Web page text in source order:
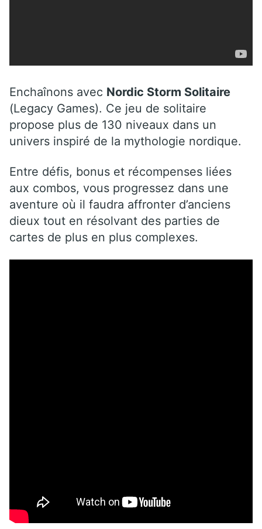
Enchaînons avec Nordic Storm Solitaire
(Legacy Games). Ce jeu de solitaire
propose plus de 130 niveaux dans un
univers inspiré de la mythologie nordique.
Entre défis, bonus et récompenses liées
aux combos, vous progressez dans une
aventure où il faudra affronter d’anciens
dieux tout en résolvant des parties de
cartes de plus en plus complexes.